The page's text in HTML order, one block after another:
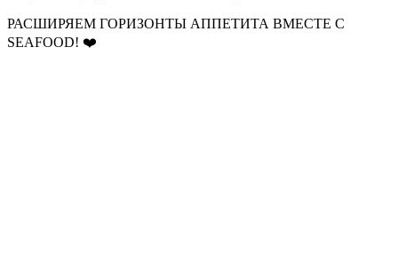
РАСШИРЯЕМ ГОРИЗОНТЫ АППЕТИТА ВМЕСТЕ С
SEAFOOD! ❤️